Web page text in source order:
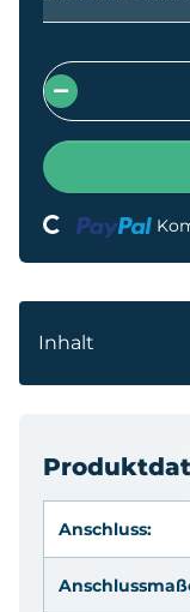
Loading...
Inhalt
Anschluss: